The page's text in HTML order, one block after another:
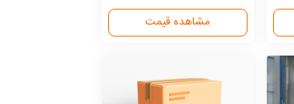
مشاهده قیمت